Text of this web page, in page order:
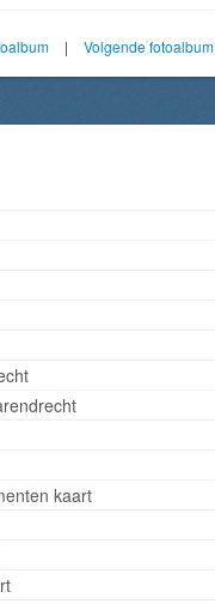
| Volgende fotoalbum
kaart